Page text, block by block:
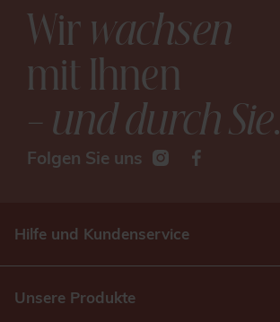
Wirwachsen
mit Ihnen
– und durch Sie.
Folgen Sie uns
Hilfe und Kundenservice
Unsere Produkte